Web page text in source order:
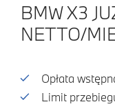
BMW X3
NETTO/
Opłata
Limit